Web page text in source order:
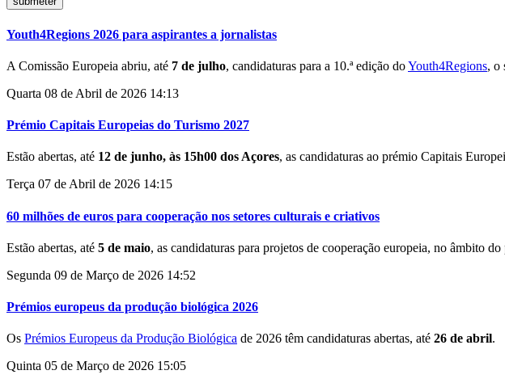
Youth4Regions 2026 para aspirantes a jornalistas
A Comissão Europeia abriu, até 7 de julho, candidaturas para a 10.ª edição doYouth4Regions, o
Quarta 08 de Abril de 2026 14:13
Prémio Capitais Europeias do Turismo 2027
Estão abertas, até 12 de junho, às 15h00 dos Açores, as candidaturas ao prémio Capitais
Terça 07 de Abril de 2026 14:15
60 milhões de euros para cooperação nos setores culturais e criativos
Estão abertas, até 5 de maio, as candidaturas para projetos de cooperação europeia, no âmbito
Segunda 09 de Março de 2026 14:52
Prémios europeus da produção biológica 2026
Os Prémios Europeus da Produção Biológica de 2026 têm candidaturas abertas, até 26 de abril.
Quinta 05 de Março de 2026 15:05